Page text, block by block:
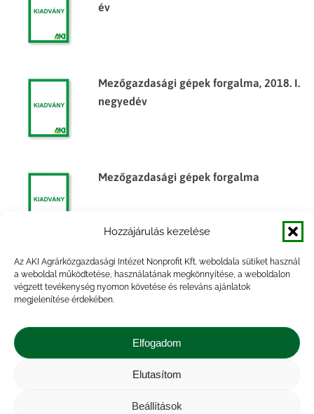
Hozzájárulás kezelése
Az AKI Agrárközgazdasági Intézet Nonprofit Kft. weboldala sütiket használ
a weboldal működtetése, használatának megkönnyítése, a weboldalon
végzett tevékenység nyomon követése és releváns ajánlatok
megjelenítése érdekében.
Elfogadom
Elutasítom
Beállítások
év
Mezőgazdasági gépek forgalma, 2018. I.
negyedév
Mezőgazdasági gépek forgalma
Mezőgazdasági gépek forgalma, 2013.
év
Kapcsolat |